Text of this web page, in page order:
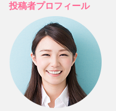
投稿者プロフィール